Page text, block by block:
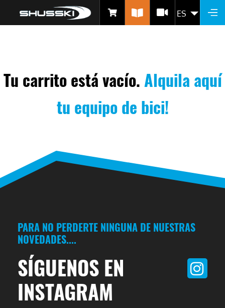
al
ES
Tu carrito está vacío. Alquila aquí
tu equipo de bici!
PARA NO PERDERTE NINGUNA DE NUESTRAS
NOVEDADES....
SÍGUENOS EN
INSTAGRAM